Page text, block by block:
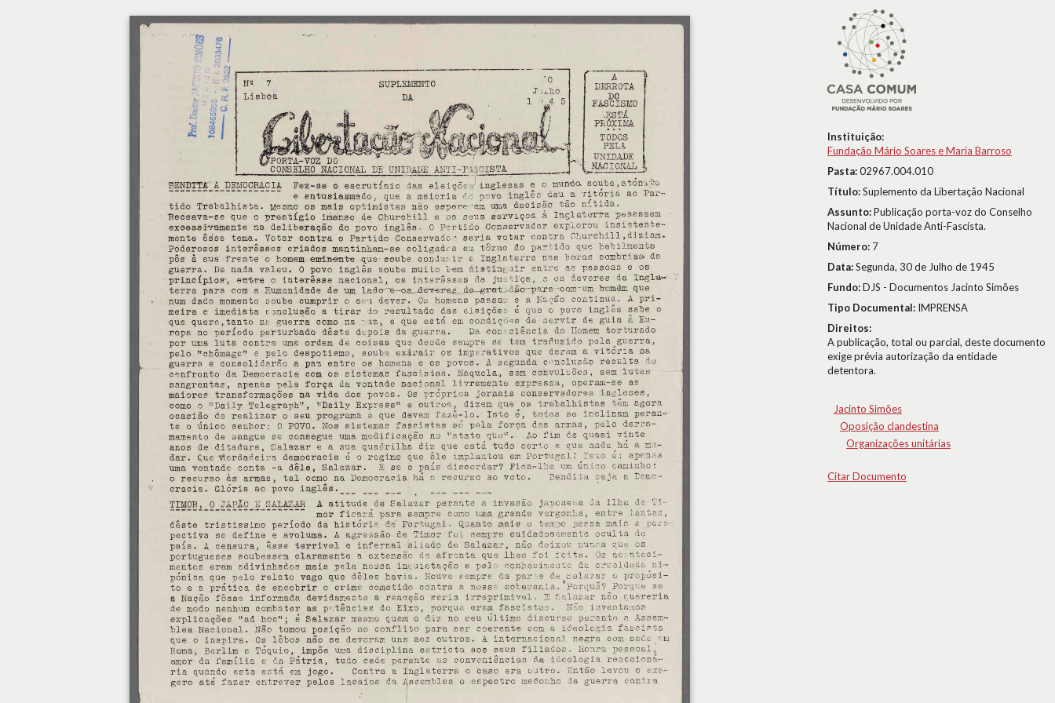
Instituição:
Fundação Mário Soares e Maria Barroso
Pasta:02967.004.010
Título:Suplemento da Libertação Nacional
Assunto:Publicação porta-voz do Conselho
Nacional de Unidade Anti-Fascista.
Número: 7
Data:Segunda, 30 de Julho de 1945
Fundo:DJS - Documentos Jacinto Simões
Tipo Documental: IMPRENSA
Direitos:
A publicação, total ou parcial, deste documento
exige prévia autorização da entidade
detentora.
Jacinto Simões
Oposição clandestina
Organizações unitárias
Citar Documento